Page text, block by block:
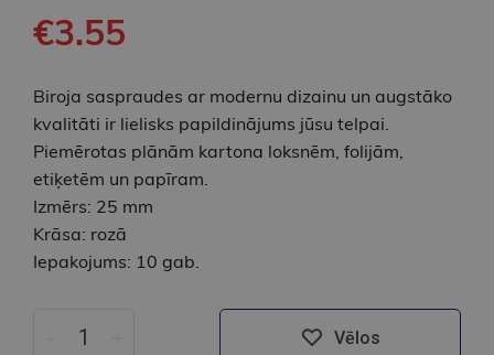
€3.55
Biroja saspraudes ar modernu dizainu un augstāko
kvalitāti ir lielisks papildinājums jūsu telpai.
Piemērotas plānām kartona loksnēm, folijām,
etiķetēm un papīram.
Izmērs: 25 mm
Krāsa: rozā
Iepakojums: 10 gab.
Vēlos